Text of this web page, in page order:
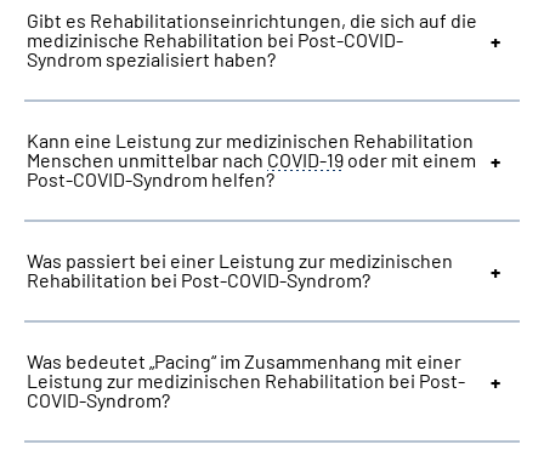
Gibt es Rehabilitationseinrichtungen, die sich auf die
medizinische Rehabilitation bei Post-COVID-
Syndrom spezialisiert haben?
Kann eine Leistung zur medizinischen Rehabilitation
Menschen unmittelbar nach COVID-19 oder mit einem
Post-COVID-Syndrom helfen?
Was passiert bei einer Leistung zur medizinischen
Rehabilitation bei Post-COVID-Syndrom?
Was bedeutet „Pacing“ im Zusammenhang mit einer
Leistung zur medizinischen Rehabilitation bei Post-
COVID-Syndrom?